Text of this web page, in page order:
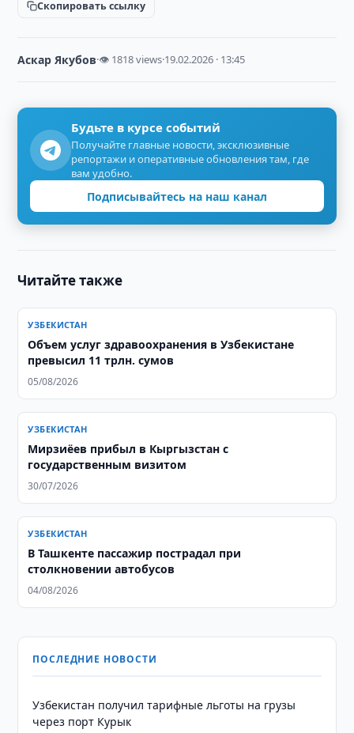
Скопировать ссылку
Аскар Якубов·👁 1818 views·19.02.2026 · 13:45
Будьте в курсе событий
Получайте главные новости, эксклюзивные
репортажи и оперативные обновления там, где
вам удобно.
Подписывайтесь на наш канал
Читайте также
УЗБЕКИСТАН
​​​​​​​Объем услуг здравоохранения в Узбекистане
превысил 11 трлн. сумов
05/08/2026
УЗБЕКИСТАН
Мирзиёев прибыл в Кыргызстан с
государственным визитом
30/07/2026
УЗБЕКИСТАН
В Ташкенте пассажир пострадал при
столкновении автобусов
04/08/2026
ПОСЛЕДНИЕ НОВОСТИ
Узбекистан получил тарифные льготы на грузы
через порт Курык